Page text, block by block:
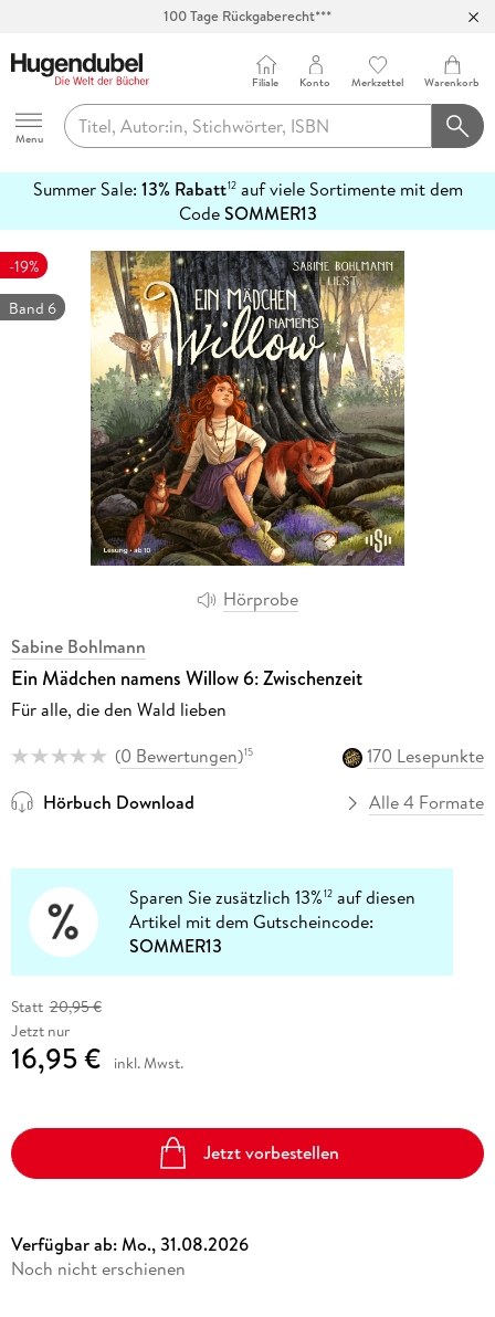
Hugendubel
Menu
Filiale Konto Merkzettel Warenkorb
Summer Sale: 13% Rabatt12auf viele Sortimente mit dem
CodeSOMMER13
erfahren
Hörprobe
-19%
Band 6
Sabine Bohlmann
Ein Mädchen namens Willow 6: Zwischenzeit
Für alle, die den Wald lieben
(0 Bewertungen)15
170 Lesepunkte
Hörbuch Download
Alle 4 Formate
Sparen Sie zusätzlich 13%12 auf diesen
Artikel mit dem Gutscheincode:
SOMMER13
Statt 20,95 €
Jetzt nur
16,95 € inkl. Mwst.
Jetzt vorbestellen
Verfügbar ab:Mo., 31.08.2026
Noch nicht erschienen